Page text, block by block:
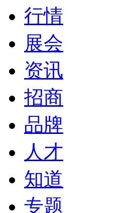
行情
展会
资讯
招商
品牌
人才
知道
专题